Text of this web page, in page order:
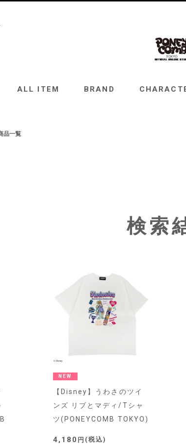
ALL ITEM BRAND
ITEM
品一覧
検索
NEW
【Disney】うわさのツイ
ンズ リブとマディ/Tシャ
ツ(PONEYCOMB TOKYO)
4,180 税込